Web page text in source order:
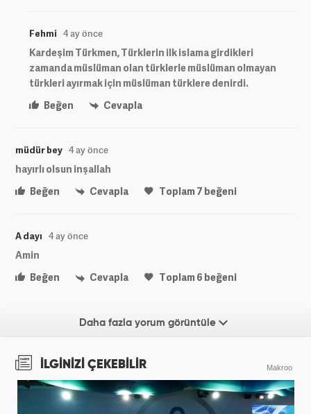
Fehmi 4 ay önce
Kardeşim Türkmen, Türklerin ilk islama girdikleri
zamanda müslüman olan türklerle müslüman olmayan
türkleri ayırmak için müslüman türklere denirdi.
Beğen
Cevapla
müdür bey 4 ay önce
hayırlı olsun inşallah
Beğen
Cevapla Toplam7 beğeni
A dayı 4 ay önce
Amin
Beğen
Cevapla Toplam6 beğeni
Daha fazla yorum görüntüle
İLGİNİZİ ÇEKEBİLİR Makroo